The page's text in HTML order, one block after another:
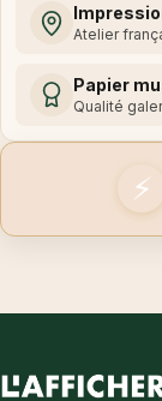
Atelier
Papier
Qualité
⚡